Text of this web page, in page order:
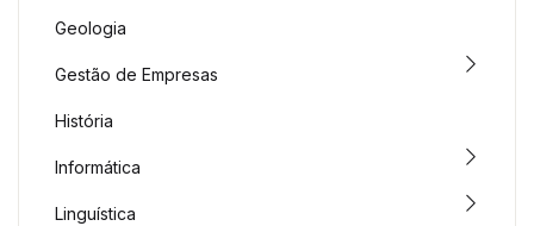
Geologia
Gestão de Empresas
História
Informática
Linguística